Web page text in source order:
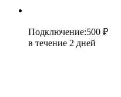
Подключение:500 ₽
в течение 2 дней